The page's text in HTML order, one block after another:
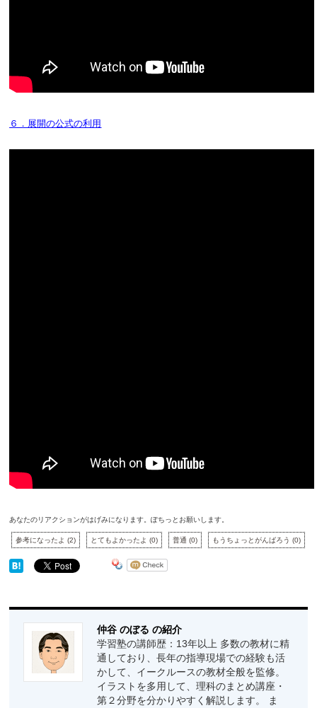
６．展開の公式の利用
あなたのリアクションがはげみになります。ぽちっとお願いします。
参考になったよ(2) とてもよかったよ(0) 普通(0) もうちょっとがんばろう(0)
仲谷 のぼる の紹介
学習塾の講師歴：13年以上 多数の教材に精
通しており、長年の指導現場での経験も活
かして、イークルースの教材全般を監修。
イラストを多用して、理科のまとめ講座・
第２分野を分かりやすく解説します。 ま